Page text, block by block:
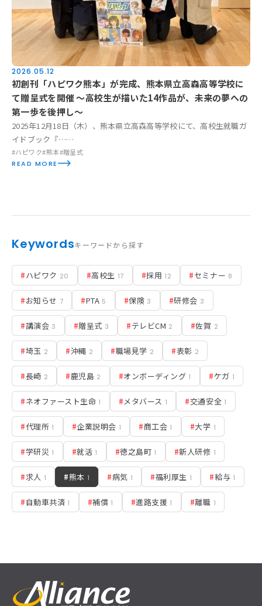
採用情報
お問い合わせ
2026.05.12
初創刊「ハピワク熊本」が完成、熊本県立高森高等学校に
て贈呈式を開催 ～高校生が描いた14作品が、未来の夢への
第一歩を後押し～
2025年12月18日（木）、熊本県立高森高等学校にて、高校生就職ガ
イドブック『……
#ハピワク#熊本#贈呈式
READ MORE
Keywordsキーワードから探す
#ハピワク 20 #高校生 17 #採用 12 #セミナー 8
#お知らせ 7 #PTA 5 #保険 3 #研修会 3
#講演会 3 #贈呈式 3 #テレビCM 2 #佐賀 2
#埼玉 2 #沖縄 2 #職場見学 2 #表彰 2
#長崎 2 #鹿児島 2 #オンボーディング 1 #ケガ 1
#ネオファースト生命 1 # メタバース 1 #交通安全 1
#代理所 1 #企業説明会 1 #商工会 1 #大学 1
#学研災 1 #就活 1 #徳之島町 1 #新人研修 1
#求人 1 #熊本 1 #病気 1 #福利厚生 1 #給与 1
#自動車共済 1 #補償 1 #進路支援 1 #離職 1